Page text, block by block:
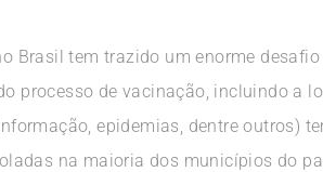
Brasil tem trazido um enorme
processo de vacinação, incluindo a
epidemias, dentre outros)
na maioria dos municípios do